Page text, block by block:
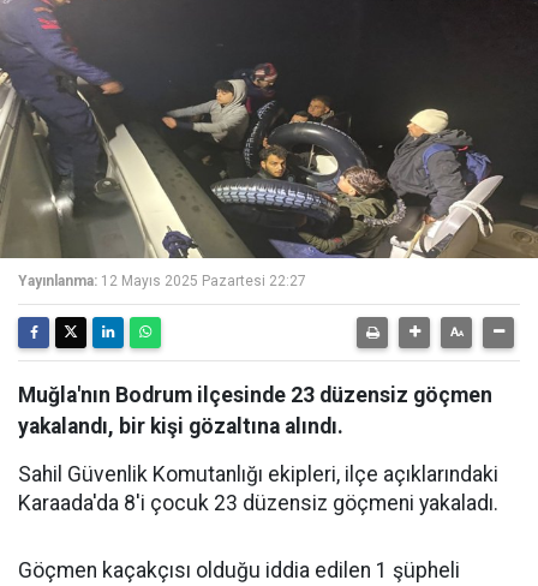
Yayınlanma: 12 Mayıs 2025 Pazartesi 22:27
Muğla'nın Bodrum ilçesinde 23 düzensiz göçmen
yakalandı, bir kişi gözaltına alındı.
Sahil Güvenlik Komutanlığı ekipleri, ilçe açıklarındaki
Karaada'da 8'i çocuk 23 düzensiz göçmeni yakaladı.
Göçmen kaçakçısı olduğu iddia edilen 1 şüpheli